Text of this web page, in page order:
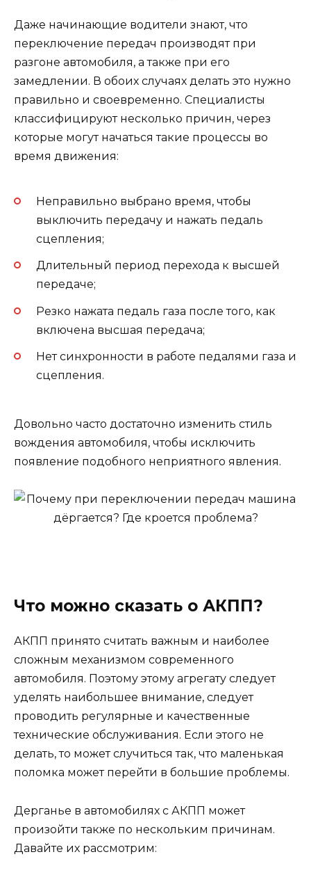
Даже начинающие водители знают, что
переключение передач производят при
разгоне автомобиля, а также при его
замедлении. В обоих случаях делать это нужно
правильно и своевременно. Специалисты
классифицируют несколько причин, через
которые могут начаться такие процессы во
время движения:
Неправильно выбрано время, чтобы
выключить передачу и нажать педаль
сцепления;
Длительный период перехода к высшей
передаче;
Резко нажата педаль газа после того, как
включена высшая передача;
Нет синхронности в работе педалями газа и
сцепления.
Довольно часто достаточно изменить стиль
вождения автомобиля, чтобы исключить
появление подобного неприятного явления.
Что можно сказать о АКПП?
АКПП принято считать важным и наиболее
сложным механизмом современного
автомобиля. Поэтому этому агрегату следует
уделять наибольшее внимание, следует
проводить регулярные и качественные
технические обслуживания. Если этого не
делать, то может случиться так, что маленькая
поломка может перейти в большие проблемы.
Дерганье в автомобилях с АКПП может
произойти также по нескольким причинам.
Давайте их рассмотрим: